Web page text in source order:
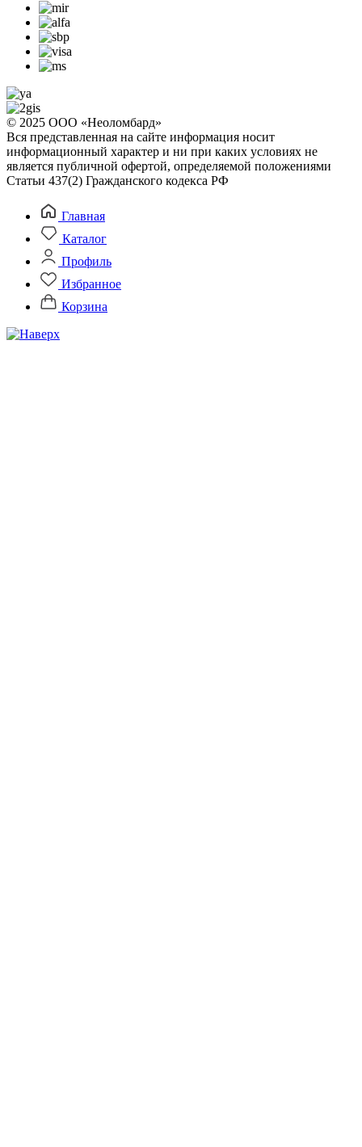
© 2025 ООО «Неоломбард»
Вся представленная на сайте информация носит
информационный характер и ни при каких условиях не
является публичной офертой, определяемой положениями
Статьи 437(2) Гражданского кодекса РФ
Главная
Каталог
Профиль
Избранное
Корзина